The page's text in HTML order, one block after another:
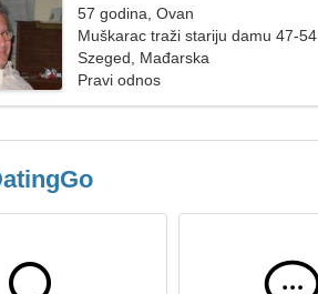
57 godina, Ovan
Muškarac traži stariju damu 47-54
Szeged, Mađarska
Pravi odnos